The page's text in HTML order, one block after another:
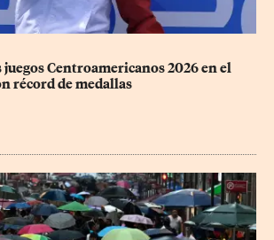
Centroamericanos 2026 en el
récord de medallas